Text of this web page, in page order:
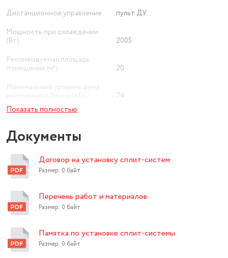
Дистанционное управление
пульт ДУ
Мощность при охлаждении
(Вт)
2005
Рекомендуемая площадь
помещения (м²)
20
Минимальный уровень шума
внутреннего блока (дБ)
24
Приточная вентиляция
Режим работы
Дополнительные режимы
автоматический
Ионизация воздуха
нет
Экосистема Умного дома
Класс энергопотребления
A
Показать полностью
Документы
Договор на установку сплит-систем
Размер: 0 байт
Перечень работ и материалов
Размер: 0 байт
Памятка по установке сплит-системы
Размер: 0 байт